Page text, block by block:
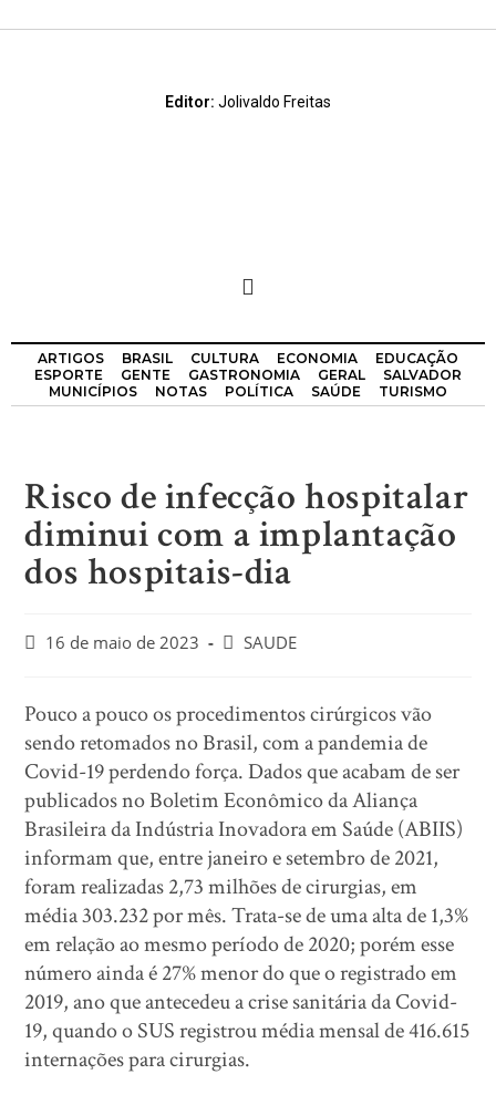
Editor: Jolivaldo Freitas
ARTIGOS BRASIL CULTURA ECONOMIA
EDUCAÇÃO
ESPORTE
GENTE GASTRONOMIA GERAL
SALVADOR
MUNICÍPIOS
NOTAS POLÍTICA SAÚDE TURISMO
Risco de infecção hospitalar
diminui com a implantação
dos hospitais-dia
16 de maio de 2023 SAUDE
Pouco a pouco os procedimentos cirúrgicos vão
sendo retomados no Brasil, com a pandemia de
Covid-19 perdendo força. Dados que acabam de ser
publicados no Boletim Econômico da Aliança
Brasileira da Indústria Inovadora em Saúde (ABIIS)
informam que, entre janeiro e setembro de 2021,
foram realizadas 2,73 milhões de cirurgias, em
média 303.232 por mês. Trata-se de uma alta de 1,3%
em relação ao mesmo período de 2020; porém esse
número ainda é 27% menor do que o registrado em
2019, ano que antecedeu a crise sanitária da Covid-
19, quando o SUS registrou média mensal de 416.615
internações para cirurgias.